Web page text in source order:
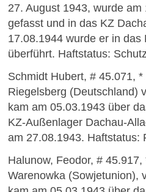
27. August 1943, wurde
gefasst und in das KZ
17.08.1944 wurde er in das
überführt. Haftstatus:
Schmidt Hubert, # 45.071, *
Riegelsberg (Deutschland)
kam am 05.03.1943 über
KZ-Außenlager Dachau-
am 27.08.1943. Haftstatus:
Halunow, Feodor, #
Warenowka (Sowjetunion),